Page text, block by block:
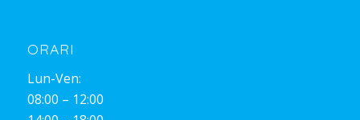
ORARI
Lun-Ven:
08:00 – 12:00